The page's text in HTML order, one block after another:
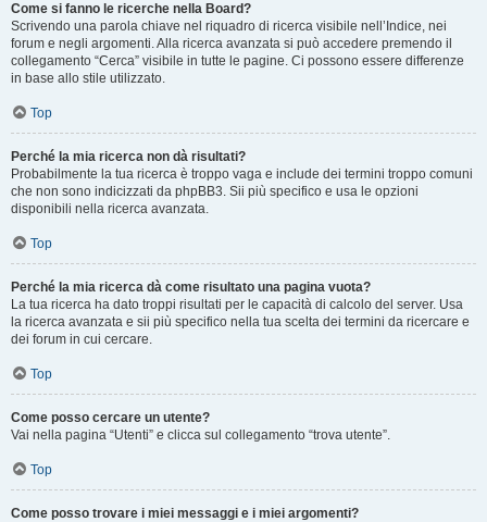
Come si fanno le ricerche nella Board?
Scrivendo una parola chiave nel riquadro di ricerca visibile nell’Indice, nei
forum e negli argomenti. Alla ricerca avanzata si può accedere premendo il
collegamento “Cerca” visibile in tutte le pagine. Ci possono essere differenze
in base allo stile utilizzato.
Top
Perché la mia ricerca non dà risultati?
Probabilmente la tua ricerca è troppo vaga e include dei termini troppo comuni
che non sono indicizzati da phpBB3. Sii più specifico e usa le opzioni
disponibili nella ricerca avanzata.
Top
Perché la mia ricerca dà come risultato una pagina vuota?
La tua ricerca ha dato troppi risultati per le capacità di calcolo del server. Usa
la ricerca avanzata e sii più specifico nella tua scelta dei termini da ricercare e
dei forum in cui cercare.
Top
Come posso cercare un utente?
Vai nella pagina “Utenti” e clicca sul collegamento “trova utente”.
Top
Come posso trovare i miei messaggi e i miei argomenti?